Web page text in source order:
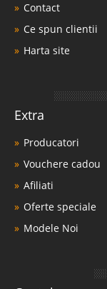
Contact
Ce spun clientii
Harta site
Extra
Producatori
Vouchere cadou
Afiliati
Oferte speciale
Modele Noi